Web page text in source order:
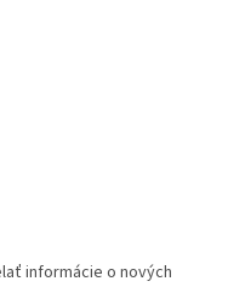
informácie o nových